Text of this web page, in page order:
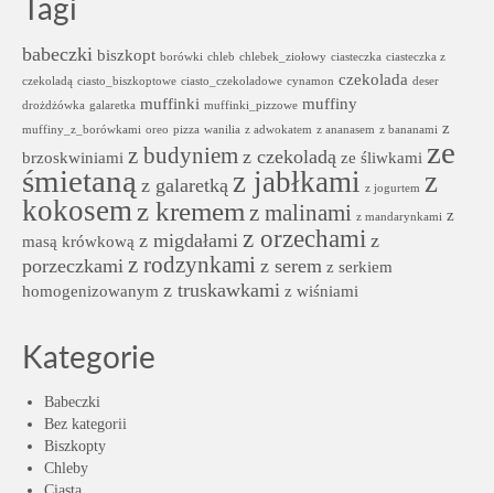
Tagi
babeczki biszkopt borówki chleb chlebek_ziołowy ciasteczka ciasteczka z
czekoladą ciasto_biszkoptowe ciasto_czekoladowe cynamon czekolada deser
drożdżówka galaretka muffinki muffinki_pizzowe muffiny
muffiny_z_borówkami oreo pizza wanilia z adwokatem z ananasem z bananami z
brzoskwiniami z budyniem z czekoladą ze śliwkami ze
śmietaną z galaretką z jabłkami z jogurtem z
kokosemz kremem z malinami z mandarynkami z
masą krówkową z migdałami z orzechami z
porzeczkami z rodzynkami z serem z serkiem
homogenizowanym z truskawkami z wiśniami
Kategorie
Babeczki
Bez kategorii
Biszkopty
Chleby